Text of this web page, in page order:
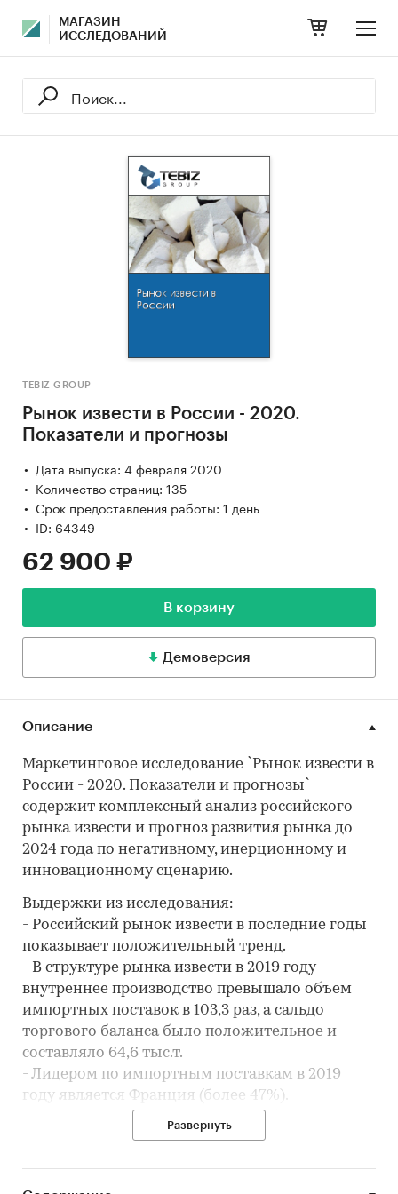
МАГАЗИН
ИССЛЕДОВАНИЙ
TEBIZ GROUP
Рынок извести в России - 2020.
Показатели и прогнозы
Дата выпуска: 4 февраля 2020
Количество страниц: 135
Срок предоставления работы: 1 день
ID: 64349
62 900 ₽
В корзину
Демоверсия
Описание
Маркетинговое исследование `Рынок извести в
России - 2020. Показатели и прогнозы`
содержит комплексный анализ российского
рынка извести и прогноз развития рынка до
2024 года по негативному, инерционному и
инновационному сценарию.
Выдержки из исследования:
- Российский рынок извести в последние годы
показывает положительный тренд.
- В структуре рынка извести в 2019 году
внутреннее производство превышало объем
импортных поставок в 103,3 раз, а сальдо
торгового баланса было положительное и
составляло 64,6 тыс.т.
- Лидером по импортным поставкам в 2019
году является Франция (более 47%).
экспортеров покупает Беларусь (более 53%).
Период исследования:
Развернуть